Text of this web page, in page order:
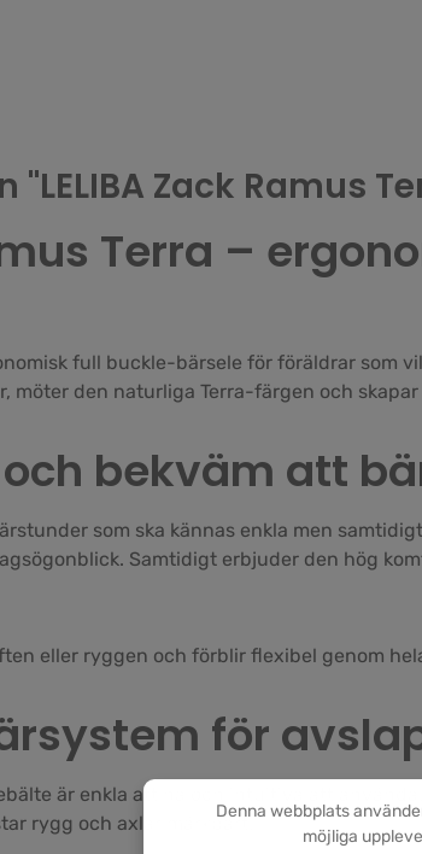
Zack Ramus
Terra –
full buckle-bärsele för föräldrar
möter den naturliga Terra-färgen och
bekväm att
som ska kännas enkla men
Samtidigt erbjuder den hög
eller ryggen och förblir flexibel genom
för
är enkla att nå och intuitiva att
rygg och axlar märkbart.
Denna webbplats
möjliga